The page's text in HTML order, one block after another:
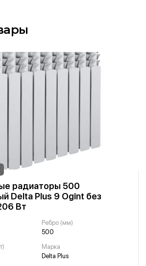
радиаторы 500
Delta Plus 9 Ogint без
Вт
Ребро (мм)
500
Марка
Delta Plus